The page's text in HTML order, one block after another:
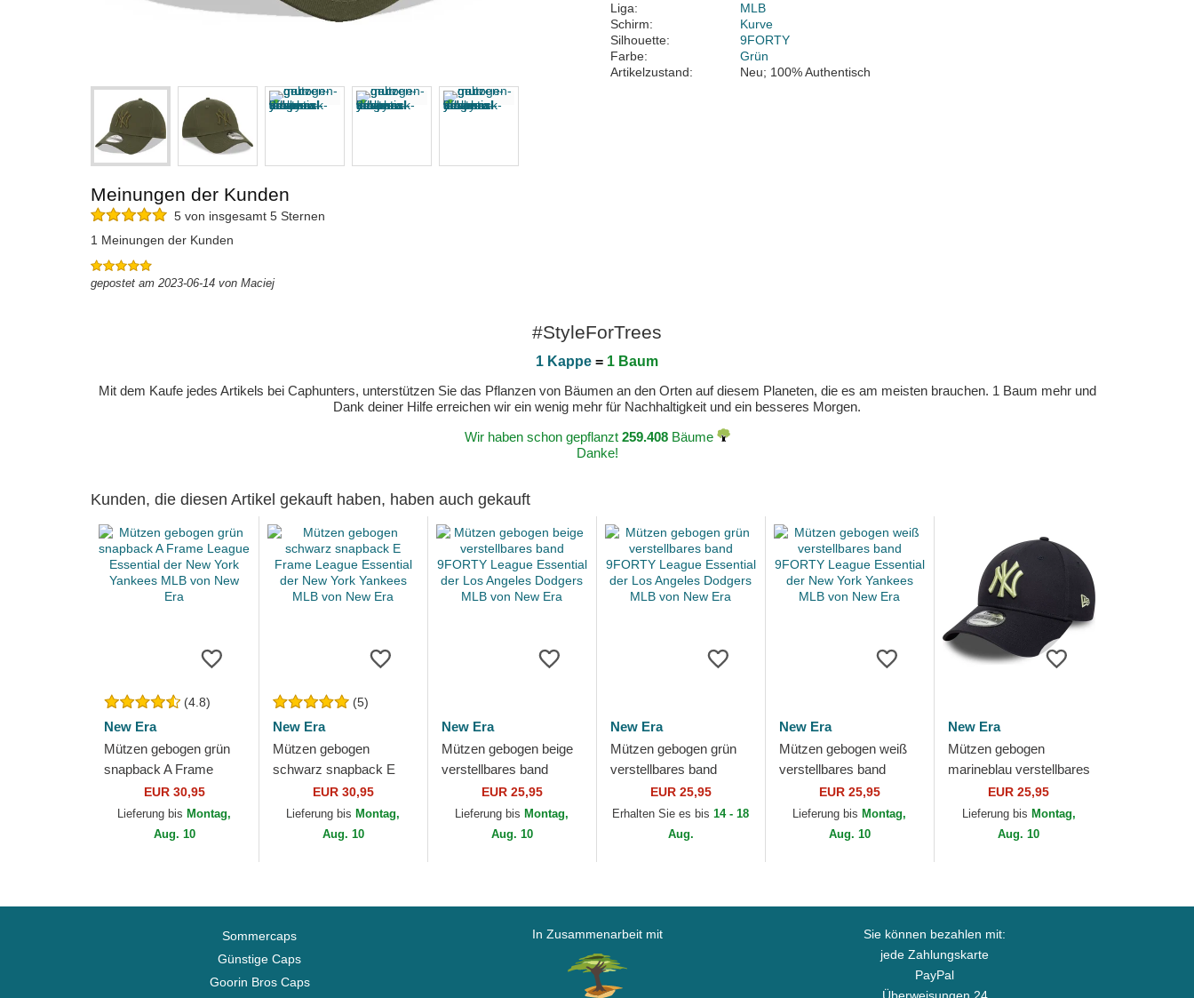
Liga:
MLB
Schirm:
Kurve
Silhouette:
9FORTY
Farbe:
Grün
Artikelzustand:
Neu; 100% Authentisch
Meinungen der Kunden
5 von insgesamt 5 Sternen
1 Meinungen der Kunden
gepostet am 2023-06-14 von Maciej
#StyleForTrees
1 Kappe = 1 Baum
Mit dem Kaufe jedes Artikels bei Caphunters, unterstützen Sie das Pflanzen von Bäumen an den Orten auf diesem Planeten, die es am meisten brauchen. 1 Baum mehr und
Dank deiner Hilfe erreichen wir ein wenig mehr für Nachhaltigkeit und ein besseres Morgen.
Wir haben schon gepflanzt 259.408Bäume
Danke!
Kunden, die diesen Artikel gekauft haben, haben auch gekauft
(4.8)
New Era
Mützen gebogen grün
snapback A Frame
League Essential der
New York Yankees
MLB von New Era
EUR 30,95
Lieferung bis Montag,
Aug. 10
(5)
New Era
Mützen gebogen
schwarz snapback E
Frame League Essential
der New York Yankees
MLB von New Era
EUR 30,95
Lieferung bis Montag,
Aug. 10
New Era
Mützen gebogen beige
verstellbares band
9FORTY League
Essential der Los
Angeles Dodgers MLB
EUR 25,95
Lieferung bis Montag,
Aug. 10
New Era
Mützen gebogen grün
verstellbares band
9FORTY League
Essential der Los
Angeles Dodgers MLB
EUR 25,95
Erhalten Sie es bis14 - 18
Aug.
New Era
Mützen gebogen weiß
verstellbares band
9FORTY League
Essential der New York
Yankees MLB von New
EUR 25,95
Lieferung bis Montag,
Aug. 10
New Era
Mützen gebogen
marineblau verstellbares
band 9FORTY League
Essential der New York
Yankees MLB von...
EUR 25,95
Lieferung bis Montag,
Aug. 10
Sommercaps
Günstige Caps
Goorin Bros Caps
In Zusammenarbeit mit
Sie können bezahlen mit:
jede Zahlungskarte
PayPal